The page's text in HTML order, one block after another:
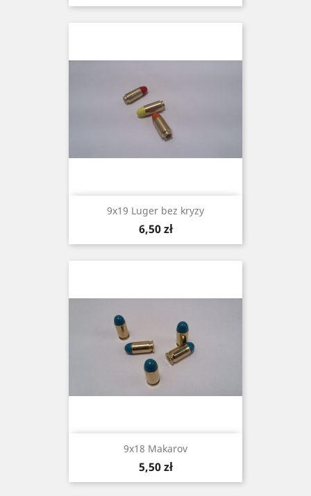
9x19 Luger bez kryzy
Cena
6,50 zł
9x18 Makarov
Cena
5,50 zł